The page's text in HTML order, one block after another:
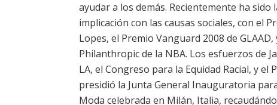
ayudar a los demás. Recientemente ha
implicación con las causas sociales, con el
Lopes, el Premio Vanguard 2008 de
Philanthropic de la NBA. Los esfuerzos de
LA, el Congreso para la Equidad Racial, y el
presidió la Junta General Inauguratoria
Moda celebrada en Milán, Italia,